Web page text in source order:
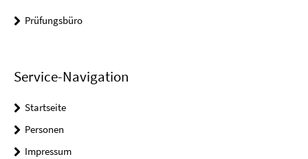
Prüfungsbüro
Service-Navigation
Startseite
Personen
Impressum